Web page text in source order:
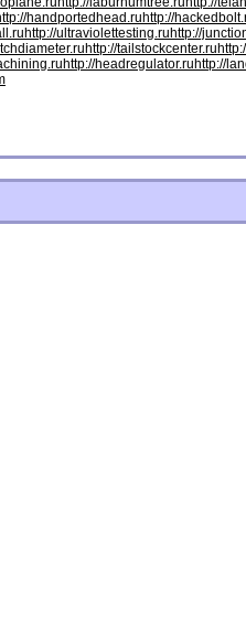
handportedhead.ruhttp://
http://ultraviolettesting.ruhttp://
http://tailstockcenter.ru
http://headregulator.ruhttp://